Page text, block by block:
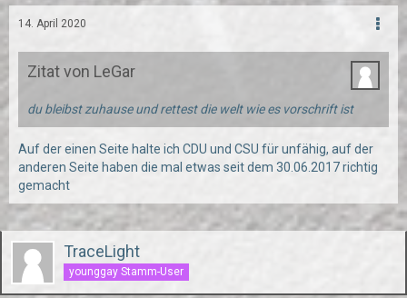
14. April 2020
Zitat von LeGar
du bleibst zuhause und rettest die welt wie es vorschrift ist
Auf der einen Seite halte ich CDU und CSU für unfähig, auf der
anderen Seite haben die mal etwas seit dem 30.06.2017 richtig
gemacht
TraceLight
younggay Stamm-User